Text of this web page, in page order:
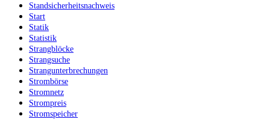
Standsicherheitsnachweis
Start
Statik
Statistik
Strangblöcke
Strangsuche
Strangunterbrechungen
Strombörse
Stromnetz
Strompreis
Stromspeicher